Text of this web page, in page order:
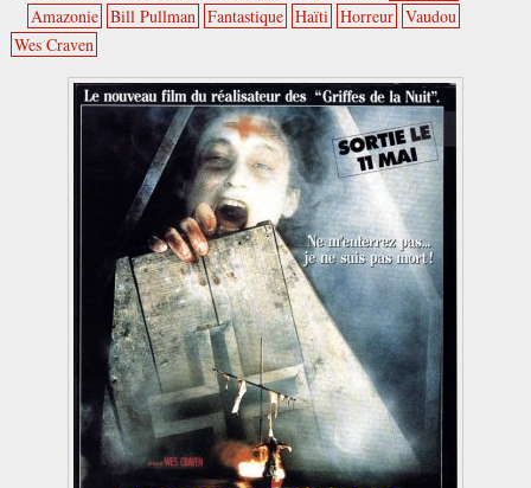
Amazonie Bill Pullman Fantastique Haïti Horreur Vaudou
Wes Craven